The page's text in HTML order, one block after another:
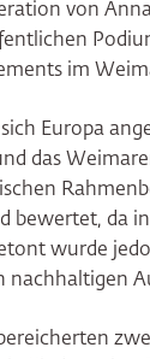
von
im
Europa
das
bewertet, da
wurde
nachhaltigen